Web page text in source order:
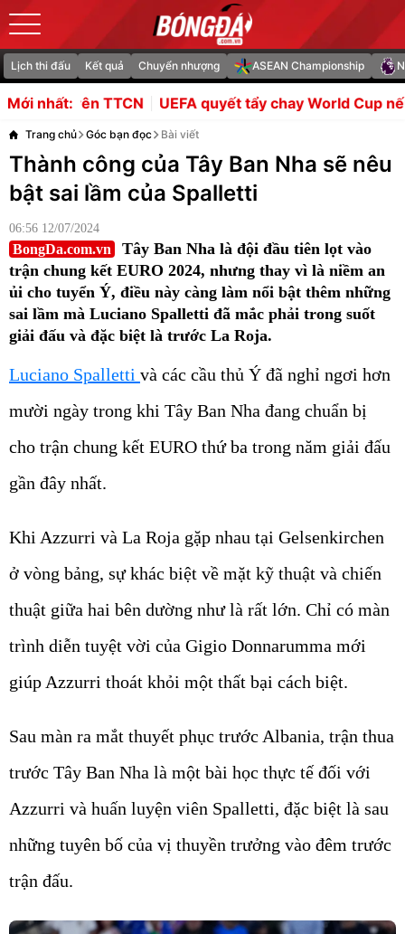
Lịch thi đấu Kết quả Chuyển nhượng ASEAN Championship
Mới nhất:UEFA quyết tẩy chay World Cup nếu FIFA không
Trang chủ Góc bạn đọc Bài viết
Thành công của Tây Ban Nha sẽ nêu
bật sai lầm của Spalletti
06:56 12/07/2024
BongDa.com.vn
Tây Ban Nha là đội đầu tiên lọt vào
trận chung kết EURO 2024, nhưng thay vì là niềm an
ủi cho tuyển Ý, điều này càng làm nổi bật thêm những
sai lầm mà Luciano Spalletti đã mắc phải trong suốt
giải đấu và đặc biệt là trước La Roja.
Luciano Spalletti và các cầu thủ Ý đã nghỉ ngơi hơn
mười ngày trong khi Tây Ban Nha đang chuẩn bị
cho trận chung kết EURO thứ ba trong năm giải đấu
gần đây nhất.
Khi Azzurri và La Roja gặp nhau tại Gelsenkirchen
ở vòng bảng, sự khác biệt về mặt kỹ thuật và chiến
thuật giữa hai bên dường như là rất lớn. Chỉ có màn
trình diễn tuyệt vời của Gigio Donnarumma mới
giúp Azzurri thoát khỏi một thất bại cách biệt.
Sau màn ra mắt thuyết phục trước Albania, trận thua
trước Tây Ban Nha là một bài học thực tế đối với
Azzurri và huấn luyện viên Spalletti, đặc biệt là sau
những tuyên bố của vị thuyền trưởng vào đêm trước
trận đấu.